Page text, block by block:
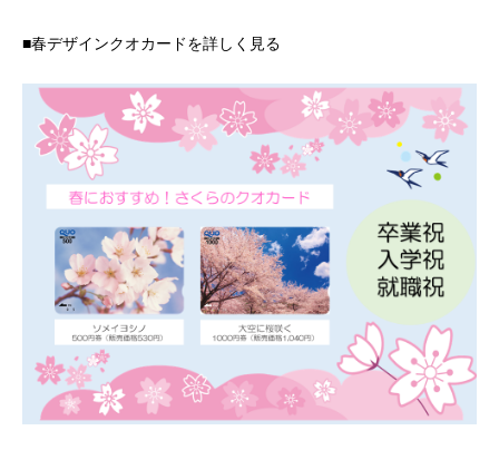
■春デザインクオカードを詳しく見る